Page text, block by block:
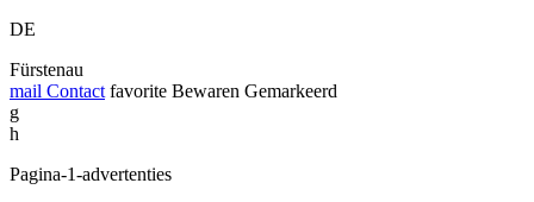
DE
Fürstenau
mail Contact favorite Bewaren Gemarkeerd
g
h
Pagina-1-advertenties